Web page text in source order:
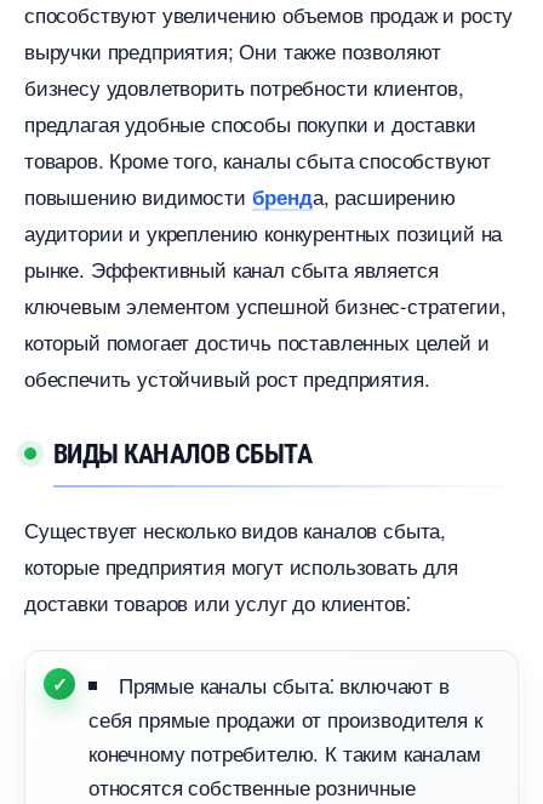
способствуют увеличению объемов продаж и росту
ыручки предприятия; Они также позволяют
изнесу удовлетворить потребности клиентов,
предлагая удобные способы покупки и доставки
товаров.​ Кроме того, каналы сбыта способствуют
повышению видимости ренда, расширению
аудитории и укреплению конкурентных позиций на
рынке. Эффективный канал сбыта является
ключевым элементом успешной бизнес-стратегии,
который помогает достичь поставленных целей и
обеспечить устойчивый рост предприятия.
ИДЫ КАНАЛОВ СБЫТА
Существует несколько видов каналов сбыта,
которые предприятия могут использовать для
доставки товаров или услуг до клиентов⁚
Прямые каналы сбыта⁚ включают
себя прямые продажи от производителя к
конечному потребителю. К таким каналам
относятся собственные розничные